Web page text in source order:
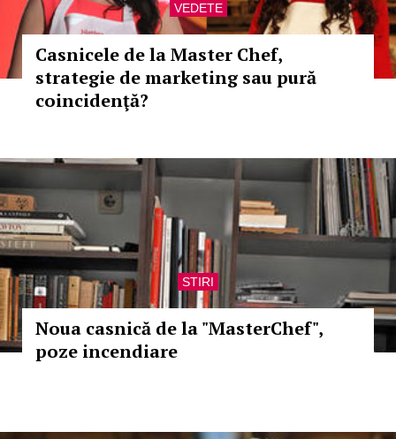
VEDETE
Casnicele de la Master Chef,
strategie de marketing sau pură
coincidenţă?
STIRI
Noua casnică de la "MasterChef",
poze incendiare